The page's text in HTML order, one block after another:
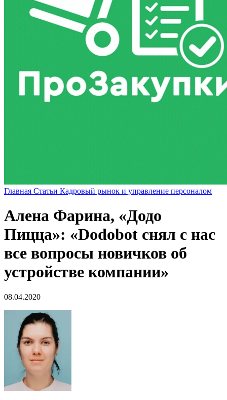
Главная Статьи Кадровый рынок и управление персоналом
Алена Фарина, «Додо
Пицца»: «Dodobot снял с нас
все вопросы новичков об
устройстве компании»
08.04.2020